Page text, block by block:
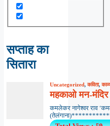
सप्ताह का
सितारा
Uncategorized,कविता,
महकाओ मन-मंदिर
कमलेकर नागेश्वर राव